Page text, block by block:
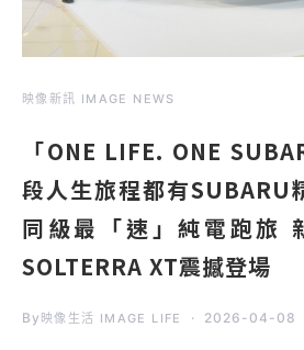
映像新訊 IMAGE NEWS
「ONE LIFE. ONE
段人生旅程都有SUBARU
同級最「速」純電跑旅
SOLTERRA XT震撼登場
By 映像生活 IMAGE LIFE 2026-04-08